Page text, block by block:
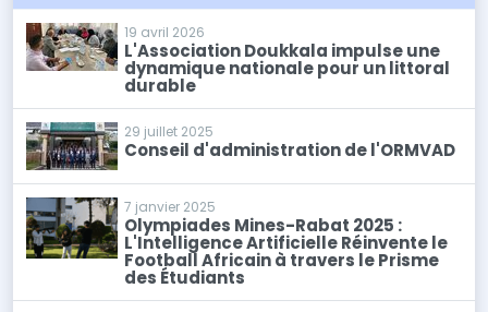
19 avril 2026
L'Association Doukkala impulse une
dynamique nationale pour un littoral
durable
29 juillet 2025
Conseil d'administration de l'ORMVAD
7 janvier 2025
Olympiades Mines-Rabat 2025 :
L'Intelligence Artificielle Réinvente le
Football Africain à travers le Prisme
des Étudiants